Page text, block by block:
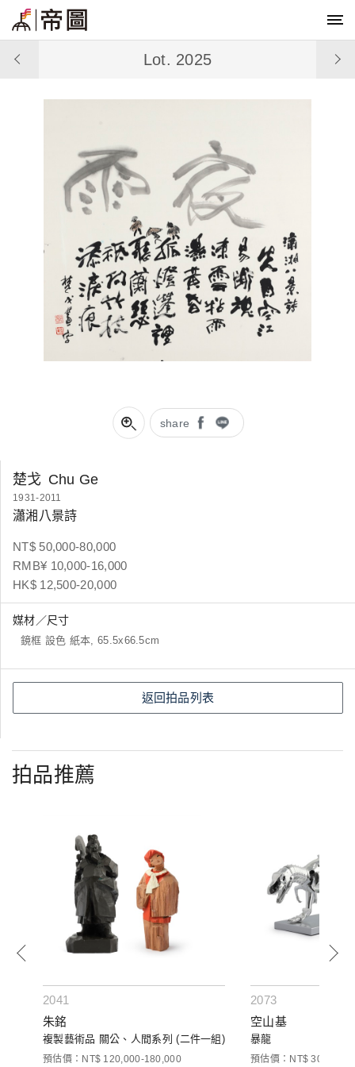
share
Lot. 2025
楚戈 Chu Ge
1931-2011
瀟湘八景詩
NT$ 50,000-80,000
RMB¥ 10,000-16,000
HK$ 12,500-20,000
媒材／尺寸
鏡框 設色 紙本, 65.5x66.5cm
返回拍品列表
拍品推薦
2041
朱銘
複製藝術品 關公、人間系列 (二件一組)
預估價：NT$ 120,000-180,000
2073
空山基
暴龍
預估價：NT$ 30,000-